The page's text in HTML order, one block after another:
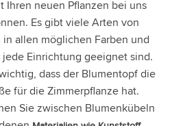
Ihren neuen Pflanzen bei uns
Es gibt viele Arten von
allen möglichen Farben und
Einrichtung geeignet sind.
dass der Blumentopf die
für die Zimmerpflanze hat.
Sie zwischen Blumenkübeln